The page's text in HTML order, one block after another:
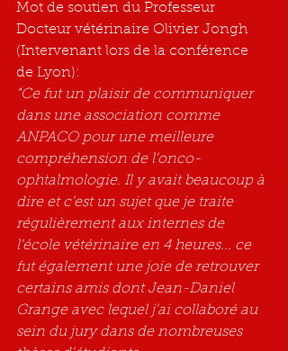
Mot de soutien du Professeur
Docteur vétérinaire Olivier Jongh
(Intervenant lors de la conférence
de Lyon):
"Ce fut un plaisir de communiquer
dans une association comme
ANPACO pour une meilleure
compréhension de l'onco-
ophtalmologie. Il y avait beaucoup à
dire et c'est un sujet que je traite
régulièrement aux internes de
l'école vétérinaire en 4 heures... ce
fut également une joie de retrouver
certains amis dont Jean-Daniel
Grange avec lequel j'ai collaboré au
sein du jury dans de nombreuses